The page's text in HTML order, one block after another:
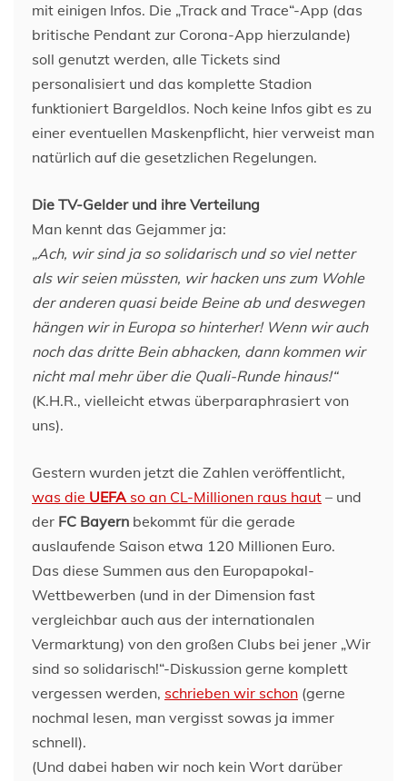
mit einigen Infos. Die „Track and Trace“-App (das
britische Pendant zur Corona-App hierzulande)
soll genutzt werden, alle Tickets sind
personalisiert und das komplette Stadion
funktioniert Bargeldlos. Noch keine Infos gibt es zu
einer eventuellen Maskenpflicht, hier verweist man
natürlich auf die gesetzlichen Regelungen.
Die TV-Gelder und ihre Verteilung
Man kennt das Gejammer ja:
„Ach, wir sind ja so solidarisch und so viel netter
als wir seien müssten, wir hacken uns zum Wohle
der anderen quasi beide Beine ab und deswegen
hängen wir in Europa so hinterher! Wenn wir auch
noch das dritte Bein abhacken, dann kommen wir
nicht mal mehr über die Quali-Runde hinaus!“
(K.H.R., vielleicht etwas überparaphrasiert von
uns).
Gestern wurden jetzt die Zahlen veröffentlicht,
was die UEFAso an CL-Millionen raus haut – und
der FC Bayern bekommt für die gerade
auslaufende Saison etwa 120 Millionen Euro.
Das diese Summen aus den Europapokal-
Wettbewerben (und in der Dimension fast
vergleichbar auch aus der internationalen
Vermarktung) von den großen Clubs bei jener „Wir
sind so solidarisch!“-Diskussion gerne komplett
vergessen werden, schrieben wir schon (gerne
nochmal lesen, man vergisst sowas ja immer
schnell).
(Und dabei haben wir noch kein Wort darüber